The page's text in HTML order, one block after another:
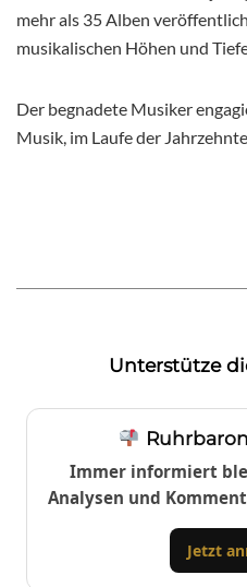
mehr als 35 Alben
musikalischen Höhen und
Der begnadete Musiker
Musik, im Laufe der
Unterstütze
Immer informiert
Analysen und
Jetzt